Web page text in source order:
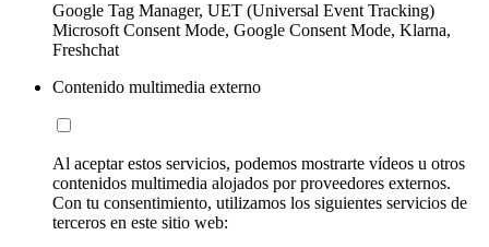
Google Tag Manager, UET (Universal Event Tracking)
Microsoft Consent Mode, Google Consent Mode, Klarna,
Freshchat
Contenido multimedia externo
Al aceptar estos servicios, podemos mostrarte vídeos u otros
contenidos multimedia alojados por proveedores externos.
Con tu consentimiento, utilizamos los siguientes servicios de
terceros en este sitio web: